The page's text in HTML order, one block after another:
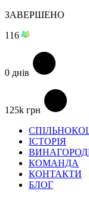
ЗАВЕРШЕНО
116
0 днів
125k грн
ІСТОРІЯ
КОМАНДА
КОНТАКТИ
БЛОГ